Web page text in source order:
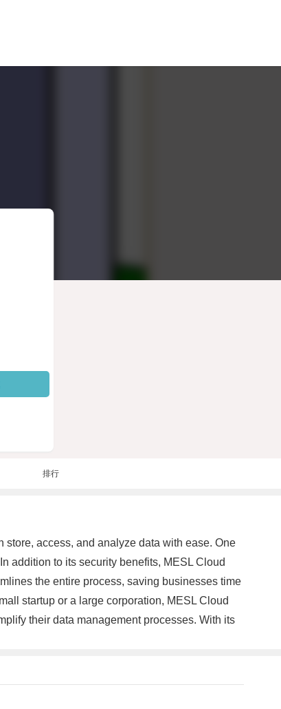
排行
access, and analyze data with ease. One
addition to its security benefits, MESL Cloud
the entire process, saving businesses time
startup or a large corporation, MESL Cloud
their data management processes. With its